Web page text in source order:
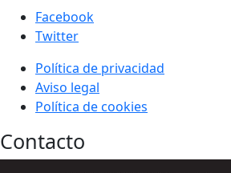
Facebook
Twitter
Política de privacidad
Aviso legal
Política de cookies
Contacto